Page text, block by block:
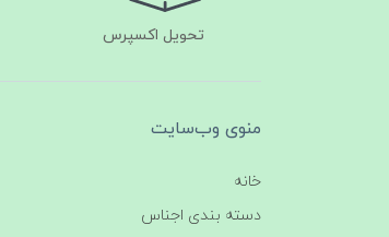
تحویل اکسپرس
منوی وب‌سایت
خانه
دسته بندی اجناس